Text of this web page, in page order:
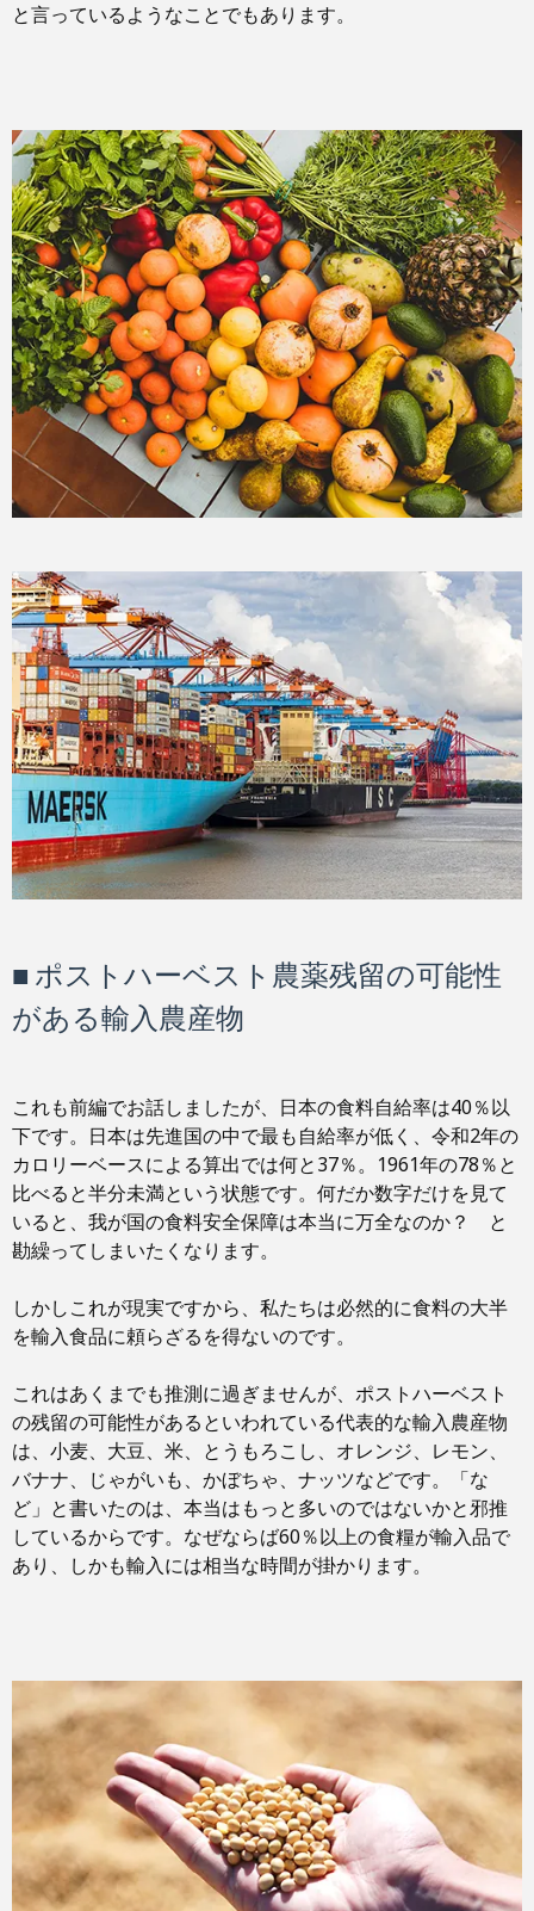
と言っているようなことでもあります。
■ ポストハーベスト農薬残留の可能性
がある輸入農産物
これも前編でお話しましたが、日本の食料自給率は40％以
下です。日本は先進国の中で最も自給率が低く、令和2年の
カロリーベースによる算出では何と37％。1961年の78％と
比べると半分未満という状態です。何だか数字だけを見て
いると、我が国の食料安全保障は本当に万全なのか？ と
勘繰ってしまいたくなります。
しかしこれが現実ですから、私たちは必然的に食料の大半
を輸入食品に頼らざるを得ないのです。
これはあくまでも推測に過ぎませんが、ポストハーベスト
の残留の可能性があるといわれている代表的な輸入農産物
は、小麦、大豆、米、とうもろこし、オレンジ、レモン、
バナナ、じゃがいも、かぼちゃ、ナッツなどです。「な
ど」と書いたのは、本当はもっと多いのではないかと邪推
しているからです。なぜならば60％以上の食糧が輸入品で
あり、しかも輸入には相当な時間が掛かります。